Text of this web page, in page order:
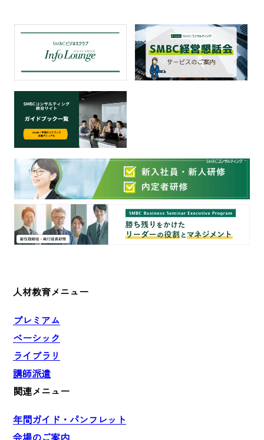
人材教育メニュー
プレミアム
ベーシック
ライブラリ
講師派遣
関連メニュー
年間ガイド・パンフレット